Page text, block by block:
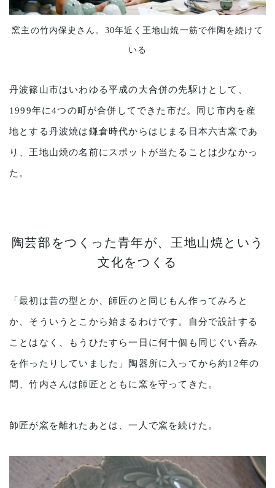
窯主の竹内保史さん。30年近く王地山焼一筋で作陶を続けて
いる
丹波篠山市はいわゆる平成の大合併の先駆けとして、
1999年に4つの町が合併してできた市だ。同じ市内を産
地とする丹波焼は鎌倉時代からはじまる日本六古窯であ
り、王地山焼の名前にスポットが当たることは少なかっ
た。
陶芸部をつくった青年が、王地山焼という
文化をつくる
「最初は昔の型とか、師匠のと同じもん作ってみろと
か、そういうとこから始まるわけです。自分で設計する
ことはなく、もうひたすら一日に何十個も同じぐい呑み
を作ったりしていました」陶器所に入ってから約12年の
間、竹内さんは師匠とともに窯を守ってきた。
師匠が窯を離れたあとは、一人で窯を続けた。